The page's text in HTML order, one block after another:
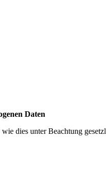
Daten
dies unter Beachtung